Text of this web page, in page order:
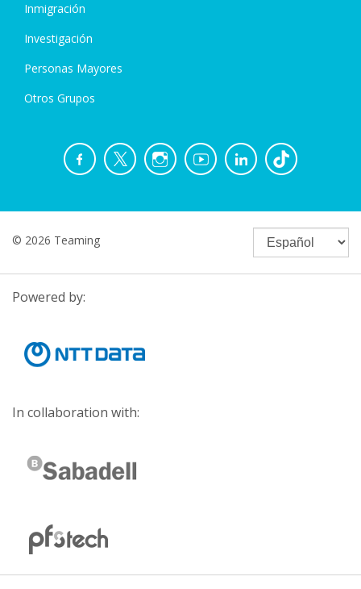
Inmigración
Investigación
Personas Mayores
Otros Grupos
© 2026 Teaming
Powered by:
In collaboration with: